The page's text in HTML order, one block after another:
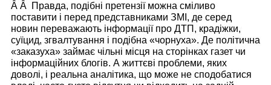
Â Â Правда, подібні претензії можна сміливо
поставити і перед представниками ЗМІ, де серед
новин переважають інформації про ДТП, крадіжки,
суїцид, згвалтування і подібна «чорнуха». Де політична
«заказуха» займає чільні місця на сторінках газет чи
інформаційних блогів. А життєві проблеми, яких
доволі, і реальна аналітика, що може не сподобатися